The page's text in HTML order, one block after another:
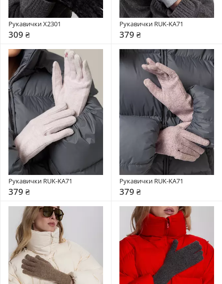
Рукавички X2301
309 ₴
Рукавички RUK-KA71
379 ₴
Рукавички RUK-KA71
379 ₴
Рукавички RUK-KA71
379 ₴